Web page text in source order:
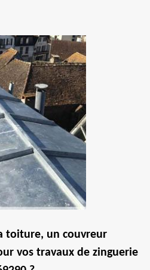
toiture, un couvreur
vos travaux de zinguerie